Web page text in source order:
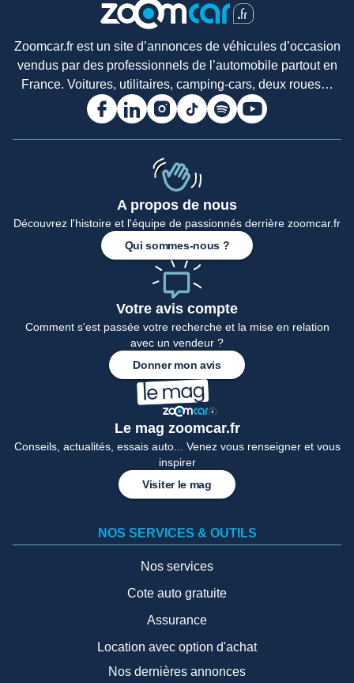
Zoomcar.fr est un site d’annonces de véhicules d’occasion
vendus par des professionnels de l’automobile partout en
France. Voitures, utilitaires, camping-cars, deux roues…
A propos de nous
Découvrez l'histoire et l'équipe de passionnés derrière zoomcar.fr
Qui sommes-nous ?
Votre avis compte
Comment s'est passée votre recherche et la mise en relation
avec un vendeur ?
Donner mon avis
Le mag zoomcar.fr
Conseils, actualités, essais auto... Venez vous renseigner et vous
inspirer
Visiter le mag
NOS SERVICES & OUTILS
Nos services
Cote auto gratuite
Assurance
Location avec option d'achat
Nos dernières annonces